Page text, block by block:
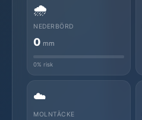
🌧️
NEDERBÖRD
0 mm
0% risk
☁️
MOLNTÄCKE